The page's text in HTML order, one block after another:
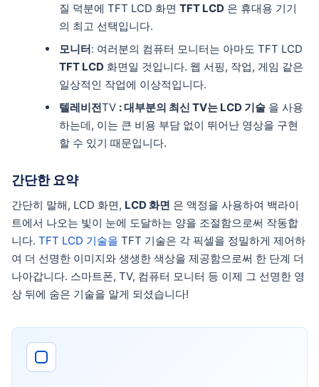
질 덕분에 TFT LCD 화면TFT LCD 은 휴대용 기기
의 최고 선택입니다.
모니터: 여러분의 컴퓨터 모니터는 아마도 TFT LCD
TFT LCD 화면일 것입니다. 웹 서핑, 작업, 게임 같은
일상적인 작업에 이상적입니다.
텔레비전TV : 대부분의 최신 TV는 LCD 기술 을 사용
하는데, 이는 큰 비용 부담 없이 뛰어난 영상을 구현
할 수 있기 때문입니다.
간단한 요약
간단히 말해, LCD 화면, LCD 화면 은 액정을 사용하여 백라이
트에서 나오는 빛이 눈에 도달하는 양을 조절함으로써 작동합
니다. TFT LCD 기술을 TFT 기술은 각 픽셀을 정밀하게 제어하
여 더 선명한 이미지와 생생한 색상을 제공함으로써 한 단계 더
나아갑니다. 스마트폰, TV, 컴퓨터 모니터 등 이제 그 선명한 영
상 뒤에 숨은 기술을 알게 되셨습니다!